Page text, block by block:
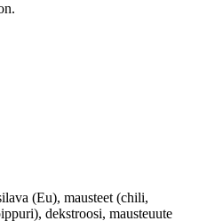
(Eu), mausteet (chili,
dekstroosi, mausteuute